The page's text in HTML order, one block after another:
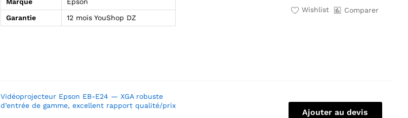
Garantie
12 mois YouShop DZ
Wishlist Comparer
Vidéoprojecteur Epson EB-E24 — XGA robuste
d’entrée de gamme, excellent rapport qualité/prix
Ajouter au devis